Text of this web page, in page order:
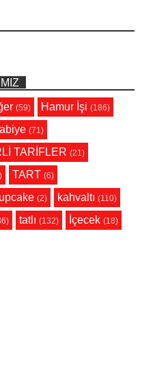
(59) Hamur İşi (186)
(71)
TARİFLER (21)
TART (6)
(2) kahvaltı (110)
tatlı (132) İçecek (18)